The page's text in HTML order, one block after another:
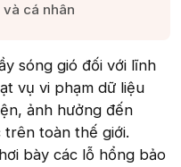
cá nhân​
sóng gió đối với lĩnh
vụ vi phạm dữ liệu
ảnh hưởng đến
trên toàn thế giới.
bày các lỗ hổng bảo